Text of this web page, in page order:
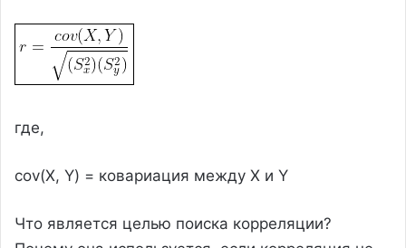
где,
cov(X, Y) = ковариация между X и Y
Что является целью поиска корреляции?